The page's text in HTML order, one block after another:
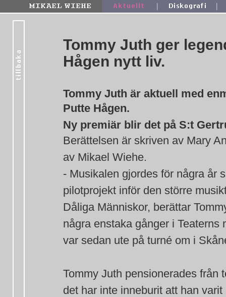
| |
Tommy Juth ger
Hågen nytt liv.
Tommy Juth är aktuell med
Putte Hågen.
Ny premiär blir det på S:t
Berättelsen är skriven av Mary
av Mikael Wiehe.
- Musikalen gjordes för några år
pilotprojekt inför den större
Dåliga Människor, berättar
några enstaka gånger i Teaterns
var sedan ute på turné om i
Tommy Juth pensionerades från
det har inte inneburit att han